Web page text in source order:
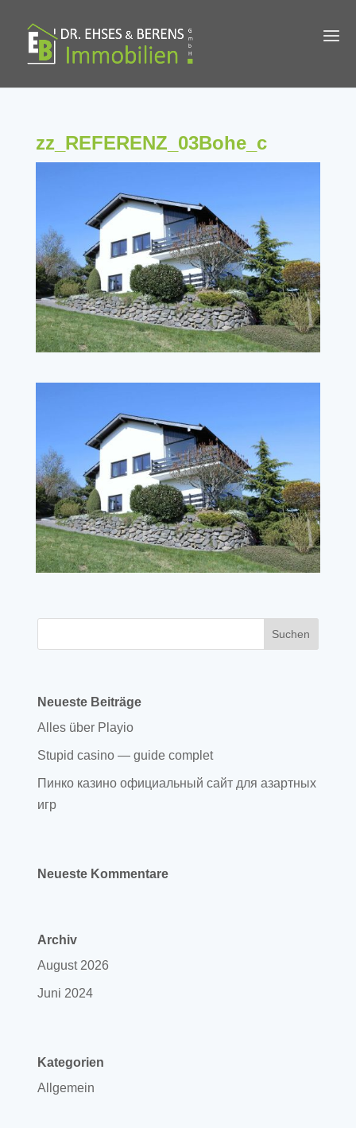
zz_REFERENZ_03Bohe_c
Neueste Beiträge
Alles über Playio
Stupid casino — guide complet
Пинко казино официальный сайт для азартных
игр
Neueste Kommentare
Archiv
August 2026
Juni 2024
Kategorien
Allgemein